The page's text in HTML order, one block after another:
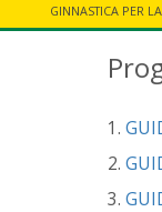
GINNASTICA PER
1.
2.
3.